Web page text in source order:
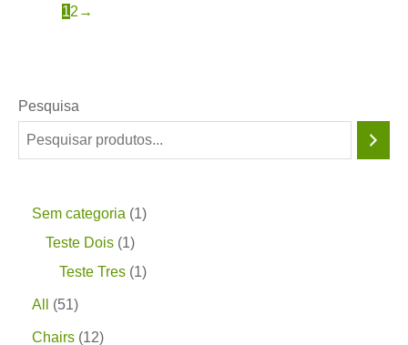
Pesquisa
Sem categoria 1
Teste Dois 1
Teste Tres 1
All 51
Chairs 12
12 →